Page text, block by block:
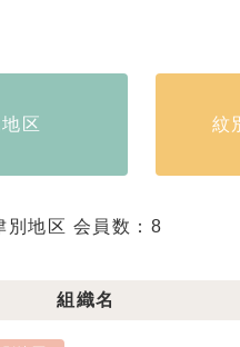
区 紋
別地区 会員数：8
組織名